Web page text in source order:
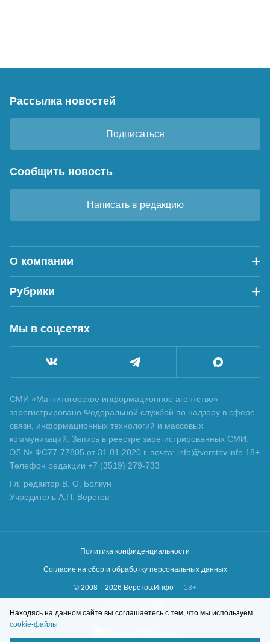
Рассылка новостей
Подписаться
Сообщить новость
Написать в редакцию
О компании
Рубрики
Мы в соцсетях
СМИ «Магнитогорское информационное агентство»
зарегистрировано Федеральной службой по надзору в сфере
связи, информационных технологий и массовых
коммуникаций. Запись в реестре зарегистрированных СМИ:
ЭЛ № ФС77-77805 от 31.01.2020 г. почта: info@verstov.info 18+
Телефон редакции +7 (3519) 279-733
Гл. редактор В. О. Болкун
Учредитель А.П. Верстов
Политика конфиденциальности
Согласие на сбор и обработку персональных данных
© 2008—2026 Верстов.Инфо
18+
Находясь на данном сайте вы соглашаетесь с тем, что мы используем
cookie-файлы